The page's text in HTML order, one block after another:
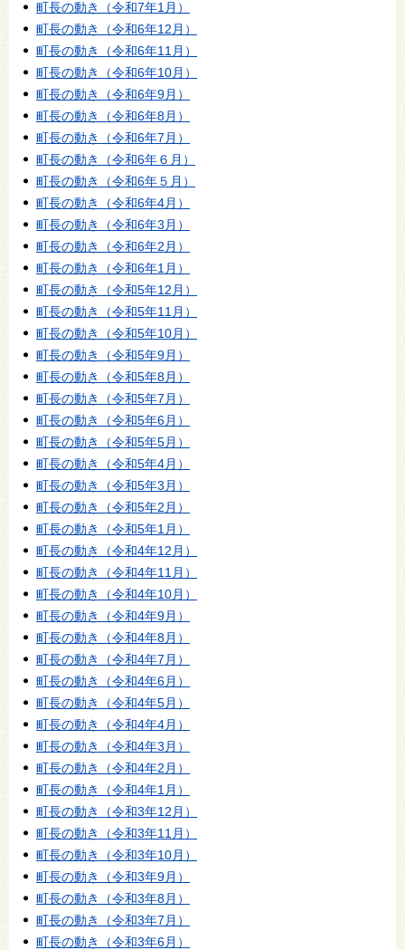
町長の動き（令和7年1月）
町長の動き（令和6年12月）
町長の動き（令和6年11月）
町長の動き（令和6年10月）
町長の動き（令和6年9月）
町長の動き（令和6年8月）
町長の動き（令和6年7月）
町長の動き（令和6年６月）
町長の動き（令和6年５月）
町長の動き（令和6年4月）
町長の動き（令和6年3月）
町長の動き（令和6年2月）
町長の動き（令和6年1月）
町長の動き（令和5年12月）
町長の動き（令和5年11月）
町長の動き（令和5年10月）
町長の動き（令和5年9月）
町長の動き（令和5年8月）
町長の動き（令和5年7月）
町長の動き（令和5年6月）
町長の動き（令和5年5月）
町長の動き（令和5年4月）
町長の動き（令和5年3月）
町長の動き（令和5年2月）
町長の動き（令和5年1月）
町長の動き（令和4年12月）
町長の動き（令和4年11月）
町長の動き（令和4年10月）
町長の動き（令和4年9月）
町長の動き（令和4年8月）
町長の動き（令和4年7月）
町長の動き（令和4年6月）
町長の動き（令和4年5月）
町長の動き（令和4年4月）
町長の動き（令和4年3月）
町長の動き（令和4年2月）
町長の動き（令和4年1月）
町長の動き（令和3年12月）
町長の動き（令和3年11月）
町長の動き（令和3年10月）
町長の動き（令和3年9月）
町長の動き（令和3年8月）
町長の動き（令和3年7月）
町長の動き（令和3年6月）